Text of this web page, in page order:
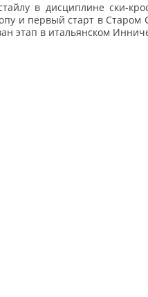
в дисциплине ски-
и первый старт в Старом
этап в итальянском